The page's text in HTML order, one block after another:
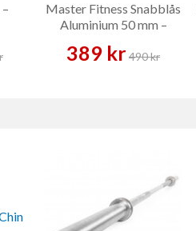
Master Fitness Snabblås
Aluminium 50 mm –
389 kr490 kr